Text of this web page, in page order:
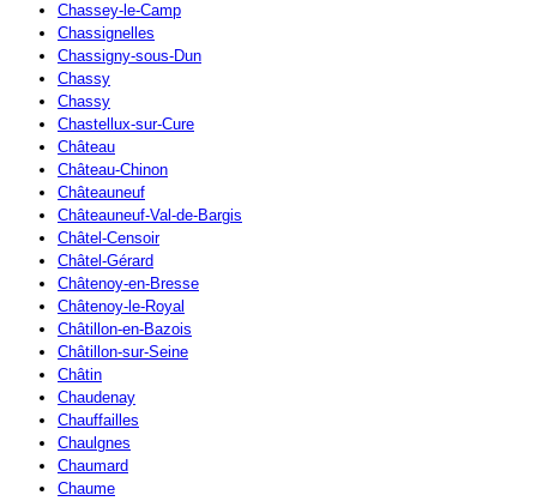
Chassey-le-Camp
Chassignelles
Chassigny-sous-Dun
Chassy
Chassy
Chastellux-sur-Cure
Château
Château-Chinon
Châteauneuf
Châteauneuf-Val-de-Bargis
Châtel-Censoir
Châtel-Gérard
Châtenoy-en-Bresse
Châtenoy-le-Royal
Châtillon-en-Bazois
Châtillon-sur-Seine
Châtin
Chaudenay
Chauffailles
Chaulgnes
Chaumard
Chaume